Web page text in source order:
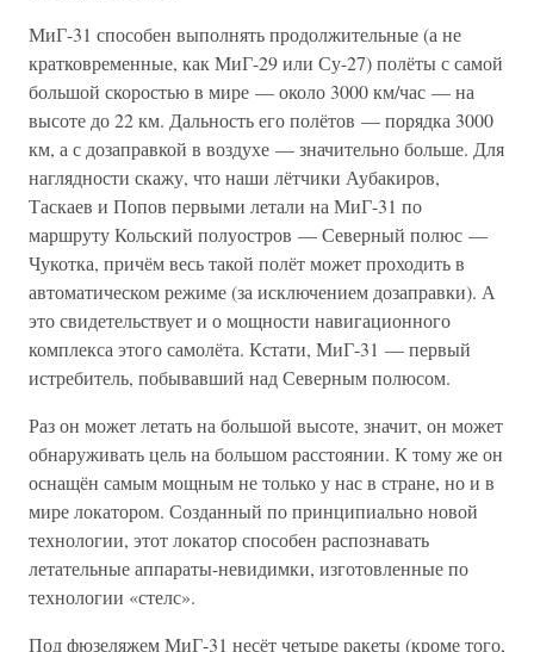
МиГ-31 способен выполнять продолжительные (а не
кратковременные, как МиГ-29 или Су-27) полёты с самой
большой скоростью в мире — около 3000 км/час — на
высоте до 22 км. Дальность его полётов — порядка 3000
км, а с дозаправкой в воздухе — значительно больше. Для
наглядности скажу, что наши лётчики Аубакиров,
Таскаев и Попов первыми летали на МиГ-31 по
маршруту Кольский полуостров — Северный полюс —
Чукотка, причём весь такой полёт может проходить в
автоматическом режиме (за исключением дозаправки). А
это свидетельствует и о мощности навигационного
комплекса этого самолёта. Кстати, МиГ-31 — первый
истребитель, побывавший над Северным полюсом.
Раз он может летать на большой высоте, значит, он может
обнаруживать цель на большом расстоянии. К тому же он
оснащён самым мощным не только у нас в стране, но и в
мире локатором. Созданный по принципиально новой
технологии, этот локатор способен распознавать
летательные аппараты-невидимки, изготовленные по
технологии «стелс».
Под фюзеляжем МиГ-31 несёт четыре ракеты (кроме того,